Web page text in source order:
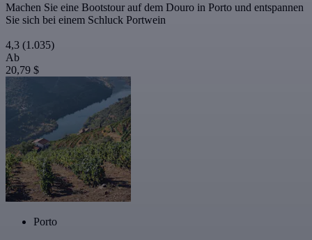
Machen Sie eine Bootstour auf dem Douro in Porto und entspannen
Sie sich bei einem Schluck Portwein
4,3 (1.035)
Ab
20,79 $
Porto